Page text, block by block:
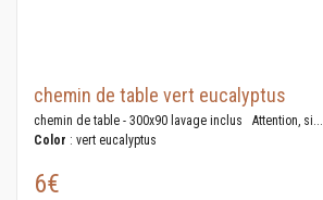
chemin de table vert eucalyptus
chemin de table - 300x90 lavage inclus Attention, si...
Color : vert eucalyptus
6€